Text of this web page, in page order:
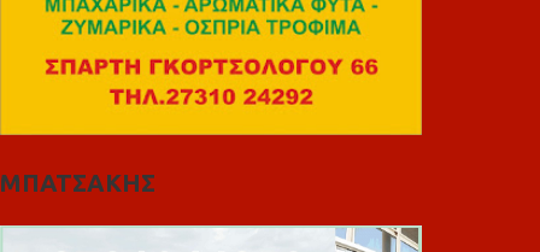
ΜΠΑΤΣΑΚΗΣ